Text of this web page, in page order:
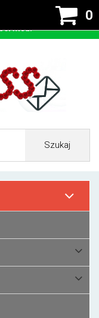
0
Szukaj
tzw ciastek w celu
cookies